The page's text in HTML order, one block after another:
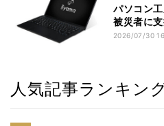
パソコン
被災者に
2026/07/30
人気記事ランキン